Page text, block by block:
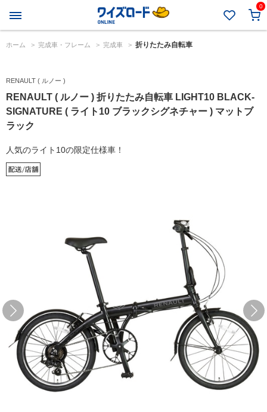
0
ホーム > 完成車・フレーム > 完成車 > 折りたたみ自転車
RENAULT ( ルノー )
RENAULT ( ルノー ) 折りたたみ自転車 LIGHT10 BLACK-
SIGNATURE ( ライト10 ブラックシグネチャー ) マットブ
ラック
人気のライト10の限定仕様車！